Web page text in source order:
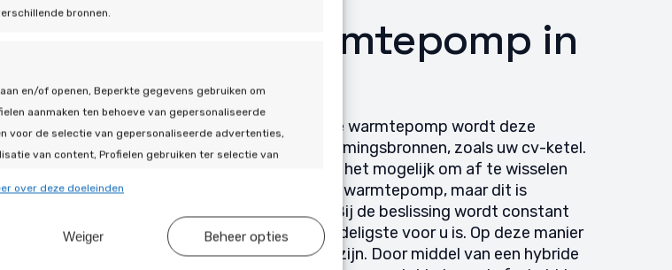
bronnen.
en/of openen, Beperkte gegevens gebruiken om
aanmaken ten behoeve van gepersonaliseerde
voor de selectie van gepersonaliseerde advertenties,
van content, Profielen gebruiken ter selectie van
Altijd actief
over deze doeleinden
Weiger Beheer opties
Hybride warmtepomp in
Venray
Bij het aansluiten van een hybride warmtepomp wordt deze
gekoppeld met uw andere verwarmingsbronnen, zoals uw cv-ketel.
Door middel van het aansluiten is het mogelijk om af te wisselen
tussen uw cv-ketel en de hybride warmtepomp, maar dit is
afhankelijk van de temperatuur. Bij de beslissing wordt constant
gemonitord welke optie het voordeligste voor u is. Op deze manier
zult u altijd het goedkoopste uit zijn. Door middel van een hybride